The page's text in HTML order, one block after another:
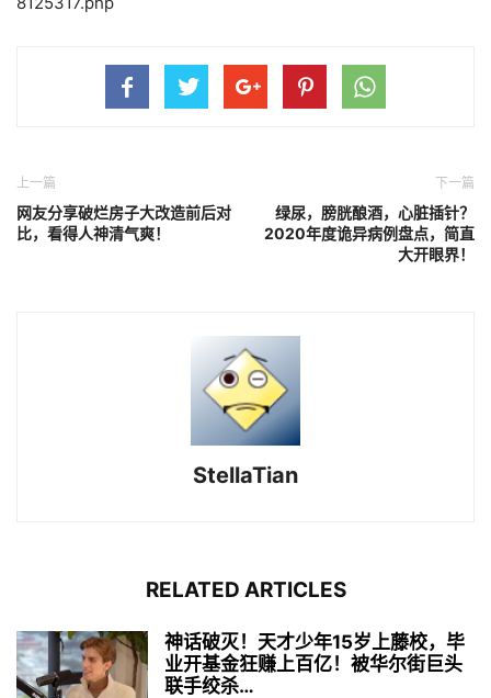
上一篇
网友分享破烂房子大改造前后对
比，看得人神清气爽！
下一篇
绿尿，膀胱酿酒，心脏插针？
2020年度诡异病例盘点，简直
大开眼界！
StellaTian
RELATED ARTICLES
神话破灭！天才少年15岁上藤校，毕
业开基金狂赚上百亿！被华尔街巨头
联手绞杀…